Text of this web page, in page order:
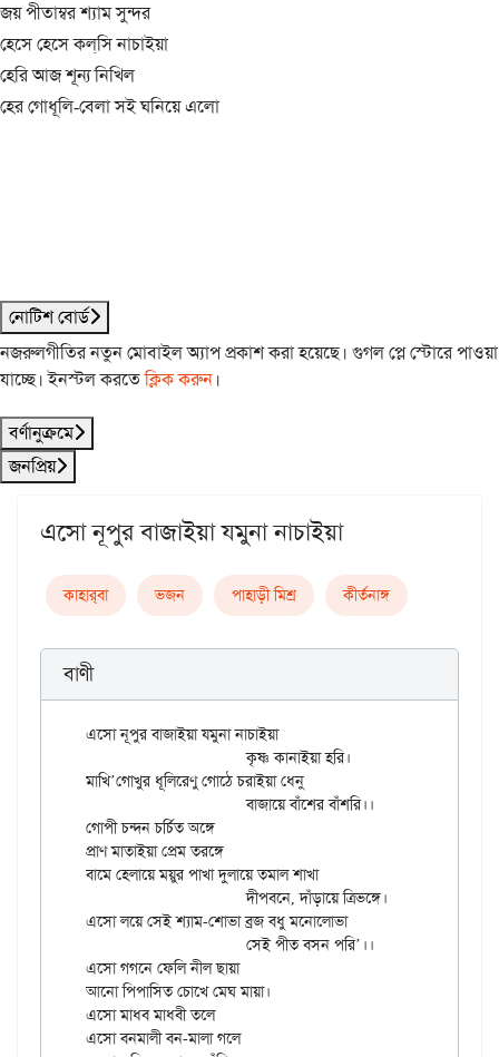
জয় পীতাম্বর শ্যাম সুন্দর
হেসে হেসে কল্‌সি নাচাইয়া
হেরি আজ শূন্য নিখিল
হের গোধূলি-বেলা সই ঘনিয়ে এলো
নোটিশ বোর্ড
নজরুলগীতির নতুন মোবাইল অ্যাপ প্রকাশ করা হয়েছে। গুগল প্লে স্টোরে পাওয়া
যাচ্ছে। ইনস্টল করতেক্লিক করুন।
বর্ণানুক্রমে
জনপ্রিয়
এসো নূপুর বাজাইয়া যমুনা নাচাইয়া
কাহার্‌বা ভজন পাহাড়ী মিশ্র কীর্তনাঙ্গ
বাণী
এসো নূপুর বাজাইয়া যমুনা নাচাইয়া
			কৃষ্ণ কানাইয়া হরি।
মাখি’গোখুর ধূলিরেণু গোঠে চরাইয়া ধেনু
			বাজায়ে বাঁশের বাঁশরি।।
গোপী চন্দন চর্চিত অঙ্গে
প্রাণ মাতাইয়া প্রেম তরঙ্গে
বামে হেলায়ে ময়ুর পাখা দুলায়ে তমাল শাখা
			দীপবনে, দাঁড়ায়ে ত্রিভঙ্গে।
এসো লয়ে সেই শ্যাম-শোভা ব্রজ বধু মনোলোভা
এসো গগনে ফেলি নীল ছায়া
আনো পিপাসিত চোখে মেঘ মায়া।
এসো মাধব মাধবী তলে
এসো বনমালী বন-মালা গলে